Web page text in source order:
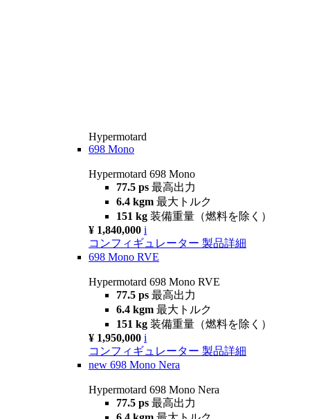
Hypermotard
698 Mono
Hypermotard 698 Mono
77.5 ps 最高出力
6.4 kgm 最大トルク
151 kg 装備重量（燃料を除く）
¥ 1,840,000 i
コンフィギュレーター 製品詳細
698 Mono RVE
Hypermotard 698 Mono RVE
77.5 ps 最高出力
6.4 kgm 最大トルク
151 kg 装備重量（燃料を除く）
¥ 1,950,000 i
コンフィギュレーター 製品詳細
new 698 Mono Nera
Hypermotard 698 Mono Nera
77.5 ps 最高出力